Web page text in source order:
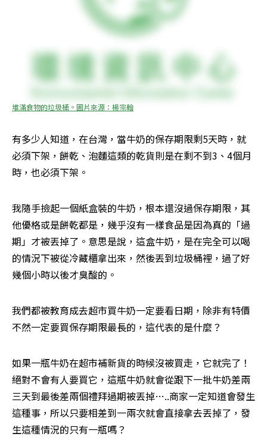
堆滿食物的垃圾桶。圖片來源：楊宗翰
有多少人知道，在台灣，當牛奶的保存期限剩5天時，就
必須下架，餅乾、泡麵這類的乾貨則是在剩不到3、4個月
時，也必須下架。
我隨手撿起一個紙盒裝的牛奶，根本還沒過保存期限，其
他優格或是餅乾都是，幾乎沒有一樣食品是因為真的「過
期」才被丟掉了。意思是說，這盒牛奶，是在完全可以喝
的情況下被從冷藏櫃拿出來，然後丟到垃圾桶裡，過了好
幾個小時以後才臭酸的。
我們都被教育成去超市買牛奶一定要看日期，除非有特價
不然一定要買保存期限最長的，這代表的是什麼？
如果一瓶牛奶在超市補新貨的時候沒被買走，它就完了！
絕對不會有人要買它，這瓶牛奶就會從跟下一批牛奶差兩
三天到最後差兩個禮拜過期被丟掉…..商家一定知道會發生
這種事，所以只要相差到一兩次就會直接拿去丟掉了，發
生這種情況的只有一瓶嗎？